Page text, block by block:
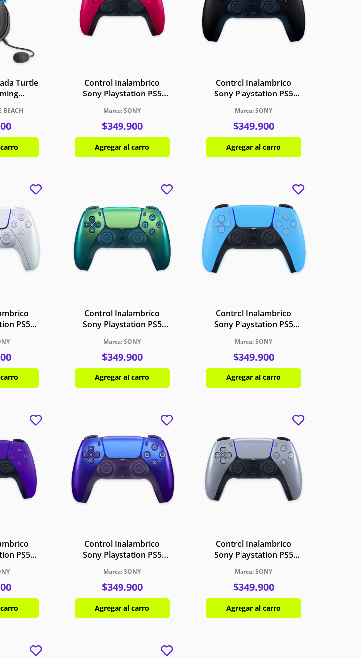
Turtle
Rojo
BEACH
Control Inalambrico
Sony Playstation PS5
SONY
$349.900
Agregar al carro
Control Inalambrico
Sony Playstation PS5
Medianoche
SONY
$349.900
Agregar al carro
PS5
Control Inalambrico
Sony Playstation PS5
SONY
$349.900
Agregar al carro
Control Inalambrico
Sony Playstation PS5
SONY
$349.900
Agregar al carro
PS5
Control Inalambrico
Sony Playstation PS5
Indigo
SONY
$349.900
Agregar al carro
Control Inalambrico
Sony Playstation PS5
Esterlina
SONY
$349.900
Agregar al carro